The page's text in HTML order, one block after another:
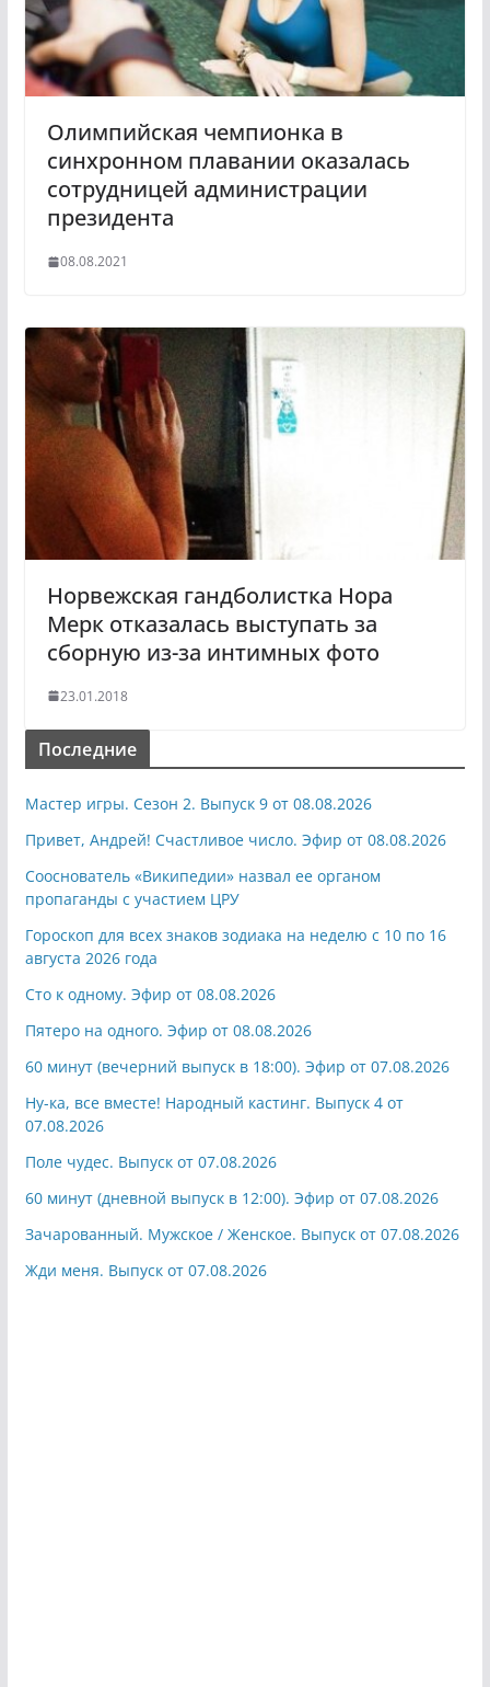
Олимпийская чемпионка в
синхронном плавании оказалась
сотрудницей администрации
президента
08.08.2021
Норвежская гандболистка Нора
Мерк отказалась выступать за
сборную из-за интимных фото
23.01.2018
Последние
Мастер игры. Сезон 2. Выпуск 9 от 08.08.2026
Привет, Андрей! Счастливое число. Эфир от 08.08.2026
Сооснователь «Википедии» назвал ее органом
пропаганды с участием ЦРУ
Гороскоп для всех знаков зодиака на неделю с 10 по 16
августа 2026 года
Сто к одному. Эфир от 08.08.2026
Пятеро на одного. Эфир от 08.08.2026
60 минут (вечерний выпуск в 18:00). Эфир от 07.08.2026
Ну-ка, все вместе! Народный кастинг. Выпуск 4 от
07.08.2026
Поле чудес. Выпуск от 07.08.2026
60 минут (дневной выпуск в 12:00). Эфир от 07.08.2026
Зачарованный. Мужское / Женское. Выпуск от 07.08.2026
Жди меня. Выпуск от 07.08.2026